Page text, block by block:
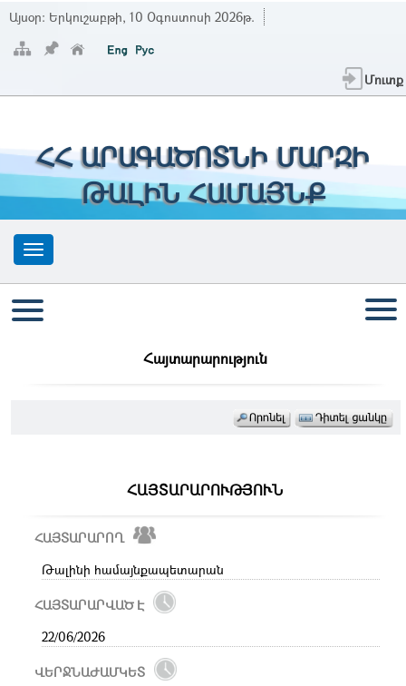
Այսօր: Երկուշաբթի, 10 Օգոստոսի 2026թ.
Մուտք
ՀՀ ԱՐԱԳԱԾՈՏՆԻ ՄԱՐԶԻ
ԹԱԼԻՆ ՀԱՄԱՅՆՔ
Հայտարարություն
ՀԱՅՏԱՐԱՐՈՒԹՅՈՒՆ
ՀԱՅՏԱՐԱՐՈՂ
Թալինի համայնքապետարան
ՀԱՅՏԱՐԱՐՎԱԾ Է
22/06/2026
ՎԵՐՋՆԱԺԱՄԿԵՏ